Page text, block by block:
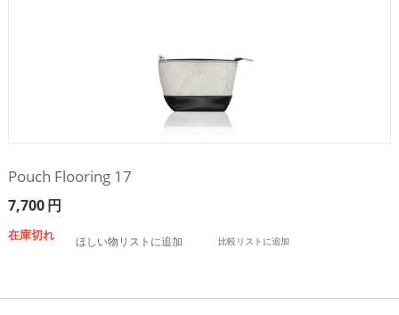
Pouch Flooring 17
7,700円
在庫切れ ほしい物リストに追加 比較リストに追加